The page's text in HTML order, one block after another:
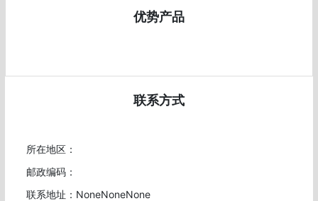
优势产品
联系方式
所在地区：
邮政编码：
联系地址：NoneNoneNone